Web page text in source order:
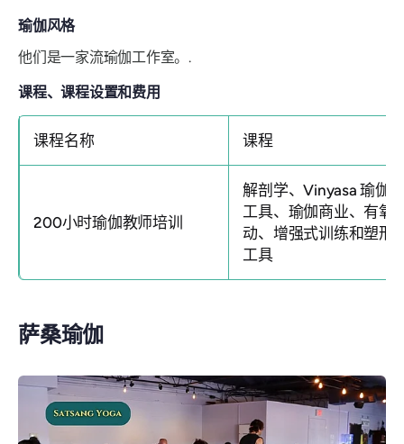
瑜伽风格
他们是一家流瑜伽工作室。.
课程、课程设置和费用
课程名称 课程
200小时瑜伽教师培训
解剖学、Vinyasa 瑜伽
工具、瑜伽商业、有氧
动、增强式训练和塑形
工具
萨桑瑜伽